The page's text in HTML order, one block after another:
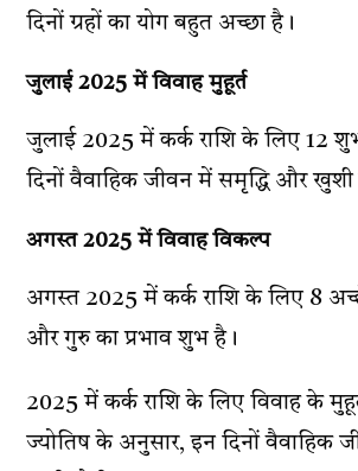
दिनों ग्रहों का योग बहुत अच्छा है।
जुलाई 2025 में विवाह मुहूर्त
जुलाई 2025 में कर्क राशि के लिए 12
दिनों वैवाहिक जीवन में समृद्धि और खुशी
अगस्त 2025 में विवाह विकल्प
अगस्त 2025 में कर्क राशि के लिए 8
और गुरु का प्रभाव शुभ है।
2025 में कर्क राशि के लिए विवाह के
ज्योतिष के अनुसार, इन दिनों वैवाहिक